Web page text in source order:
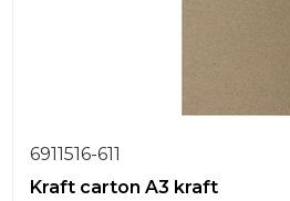
6911516-611
Kraft carton A3 kraft